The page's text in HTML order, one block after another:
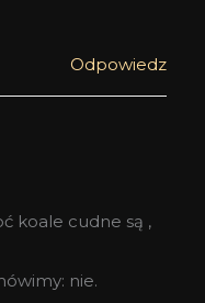
Odpowiedz
koale cudne są ,
nie.